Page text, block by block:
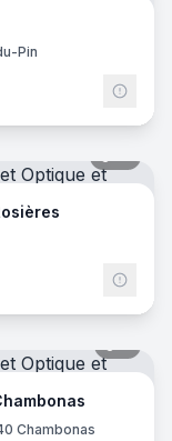
Pin
Chambonas